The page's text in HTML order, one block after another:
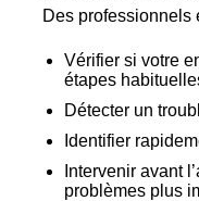
Des professionnels
Vérifier si votre
étapes
Détecter un
Identifier
Intervenir avant
problèmes plus